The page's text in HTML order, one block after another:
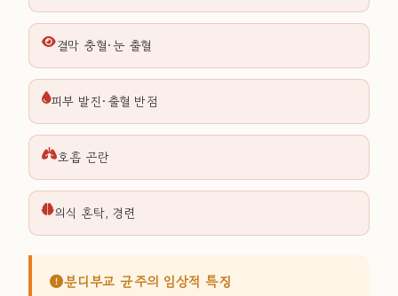
결막 충혈·눈 출혈
피부 발진·출혈 반점
호흡 곤란
의식 혼탁, 경련
분디부교 균주의 임상적 특징